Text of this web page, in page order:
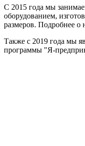
С 2015 года мы
оборудованием,
размеров. Подробнее о
Также с 2019 года мы
программы "Я-